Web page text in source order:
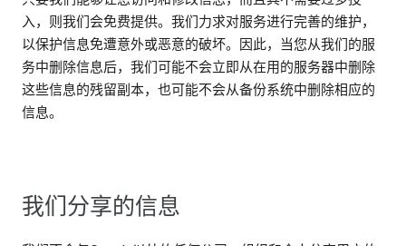
入，则我们会免费提供。我们力求对服务进行完善的维护，
以保护信息免遭意外或恶意的破坏。因此，当您从我们的服
务中删除信息后，我们可能不会立即从在用的服务器中删除
这些信息的残留副本，也可能不会从备份系统中删除相应的
信息。
我们分享的信息